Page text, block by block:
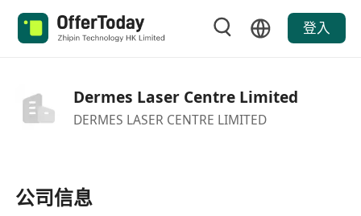
登入
Dermes Laser Centre Limited
DERMES LASER CENTRE LIMITED
公司信息